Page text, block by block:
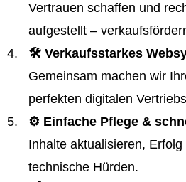
Vertrauen schaffen und
aufgestellt –
🛠️ Verkaufsstarkes
Gemeinsam machen wir
perfekten digitalen
⚙️ Einfache Pflege &
Inhalte aktualisieren,
technische Hürden.